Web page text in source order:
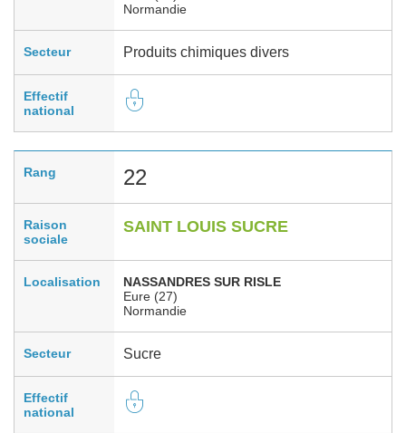
Normandie
Secteur Produits chimiques divers
Effectif
national
Rang 22
Raison
sociale
SAINT LOUIS SUCRE
Localisation
NASSANDRES SUR RISLE
Eure (27)
Normandie
Secteur Sucre
Effectif
national